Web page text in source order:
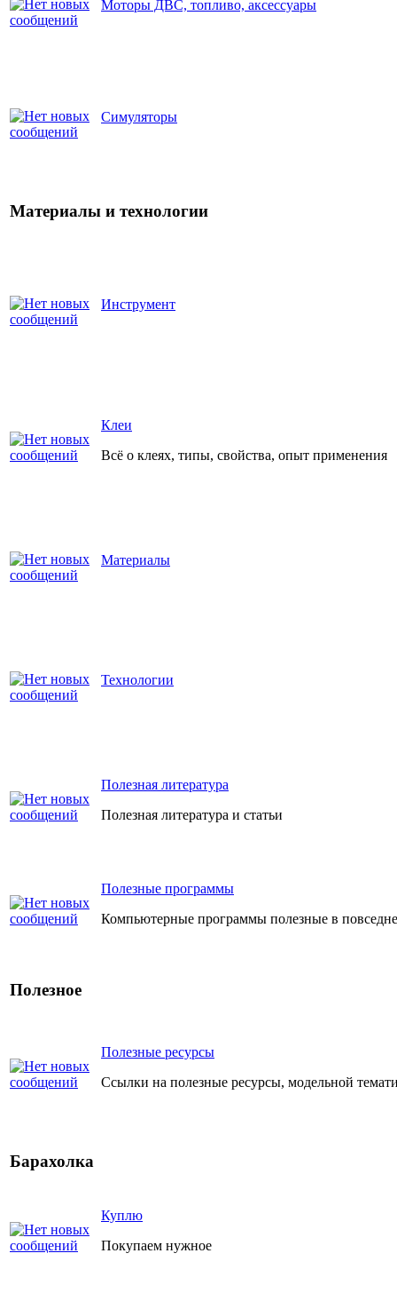
Моторы ДВС, топливо, аксессуары
Симуляторы
Материалы и технологии
Инструмент
Клеи
Всё о клеях, типы, свойства, опыт применения
Материалы
Технологии
Полезная литература
Полезная литература и статьи
Полезные программы
Компьютерные программы полезные в
Полезное
Полезные ресурсы
Ссылки на полезные ресурсы, модельной
Барахолка
Куплю
Покупаем нужное